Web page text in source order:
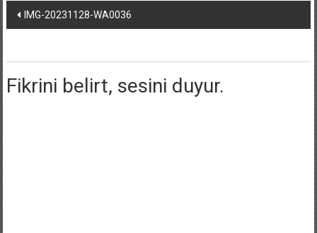
Post
IMG-20231128-WA0036
Fikrini belirt, sesini duyur.